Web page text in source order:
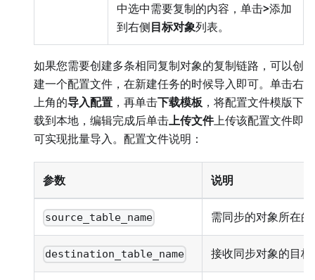
中选中需要复制的内容，单击>添加
到右侧目标对象列表。
如果您需要创建多条相同复制对象的复制链路，可以创
建一个配置文件，在新建任务的时候导入即可。单击右
上角的导入配置 ，再单击下载模板 ，将配置文件模版下
载到本地，编辑完成后单击上传文件上传该配置文件即
可实现批量导入。配置文件说明：
参数 说明
source_table_name 需同步的对象所在
destination_table_name 接收同步对象的目